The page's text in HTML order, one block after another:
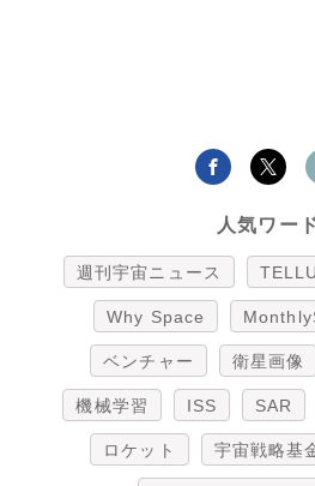
人気ワー
週刊宇宙ニュース
Why Space
ベンチャー 衛星画像
機械学習 ISS SAR
ロケット 宇宙戦略基